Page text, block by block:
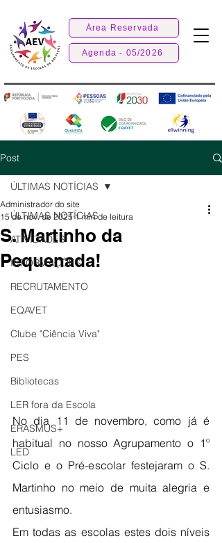
Área Reservada
Agenda - 05/2026
Post
ÚLTIMAS NOTÍCIAS
ATIVIDADES
INFORMAÇÕES
RECRUTAMENTO
EQAVET
Clube "Ciência Viva"
PES
Bibliotecas
LER fora da Escola
ERASMUS+
LED
ÚLTIMAS NOTÍCIAS
S. Martinho da
Pequenada!
Administrador do site
15 de nov. de 2025 1 min de leitura
No dia 11 de novembro, como já é
habitual no nosso Agrupamento o 1º
Ciclo e o Pré-escolar festejaram o S.
Martinho no meio de muita alegria e
entusiasmo.
Em todas as escolas estes dois níveis